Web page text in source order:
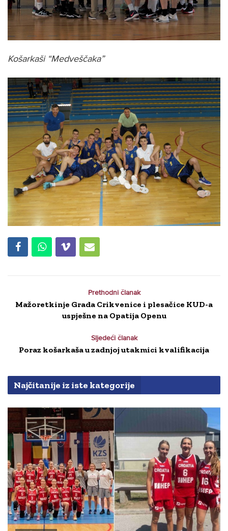
Košarkaši “Medveščaka”
Prethodni članak
Mažoretkinje Grada Crikvenice i plesačice KUD-a
uspješne na Opatija Openu
Sljedeći članak
Poraz košarkaša u zadnjoj utakmici kvalifikacija
Najčitanije iz iste kategorije